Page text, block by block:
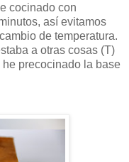
cocinado con
así evitamos
de temperatura.
a otras cosas (T)
precocinado la base